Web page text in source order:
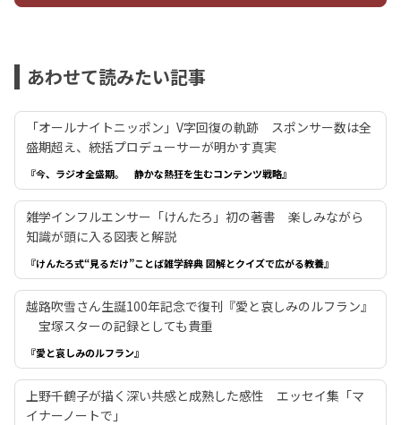
あわせて読みたい記事
「オールナイトニッポン」V字回復の軌跡 スポンサー数は全
盛期超え、統括プロデューサーが明かす真実
『今、ラジオ全盛期。 静かな熱狂を生むコンテンツ戦略』
雑学インフルエンサー「けんたろ」初の著書 楽しみながら
知識が頭に入る図表と解説
『けんたろ式“見るだけ”ことば雑学辞典 図解とクイズで広がる教養』
越路吹雪さん生誕100年記念で復刊『愛と哀しみのルフラン』
宝塚スターの記録としても貴重
『愛と哀しみのルフラン』
上野千鶴子が描く深い共感と成熟した感性 エッセイ集「マ
イナーノートで」